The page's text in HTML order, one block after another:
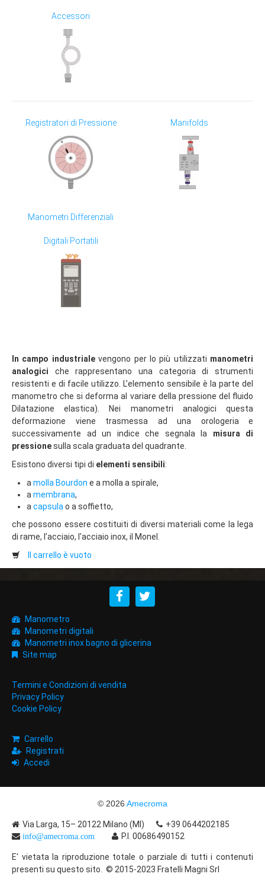
Accessori
Registratori di Pressione Manifolds
Manometri Differenziali
Digitali Portatili
In campo industrialevengono per lo più utilizzati manometri
analogici che rappresentano una categoria di strumenti
resistenti e di facile utilizzo. L’elemento sensibile è la parte del
manometro che si deforma al variare della pressione del fluido
Dilatazione elastica). Nei manometri analogici questa
deformazione viene trasmessa ad una orologeria e
successivamente ad un indice che segnala la misura di
pressionesulla scala graduata del quadrante.
Esistono diversi tipi di elementi sensibili:
a molla Bourdon e a molla a spirale,
a membrana,
a capsula o a soffietto,
che possono essere costituiti di diversi materiali come la lega
di rame, l’acciaio, l'acciaio inox, il Monel.
Il carrello è vuoto
Manometro
Manometri digitali
Manometri inox bagno di glicerina
Site map
Termini e Condizioni di vendita
Privacy Policy
Cookie Policy
Carrello
Registrati
Accedi
© 2026 Amecroma
Via Larga, 15– 20122 Milano (MI) +39 0644202185
info@amecroma.com P.I. 00686490152
E' vietata la riproduzione totale o parziale di tutti i contenuti
presenti su questo sito. © 2015-2023 Fratelli Magni Srl